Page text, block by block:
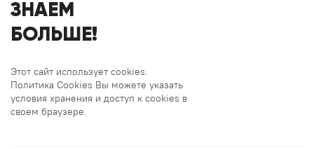
ЗНАЕМ
БОЛЬШЕ!
Этот сайт использует cookies.
Политика Cookies Вы можете указать
условия хранения и доступ к cookies в
своем браузере.